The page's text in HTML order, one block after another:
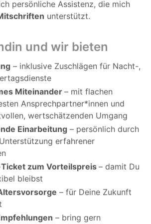
persönliche Assistenz, die mich
unterstützt.
und wir bieten
– inklusive Zuschlägen für Nacht-,
Miteinander – mit flachen
Ansprechpartner*innen und
wertschätzenden Umgang
Einarbeitung – persönlich durch
erfahrener
zum Vorteilspreis – damit Du
bleibst
– für Deine Zukunft
– bring gern